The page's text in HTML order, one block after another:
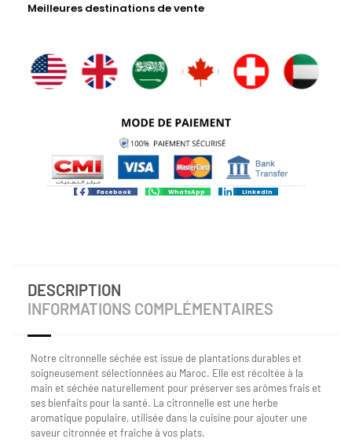
Meilleures destinations de vente
Facebook WhatsApp LinkedIn
DESCRIPTION
INFORMATIONS COMPLÉMENTAIRES
Notre citronnelle séchée est issue de plantations durables et
soigneusement sélectionnées au Maroc. Elle est récoltée à la
main et séchée naturellement pour préserver ses arômes frais et
ses bienfaits pour la santé. La citronnelle est une herbe
aromatique populaire, utilisée dans la cuisine pour ajouter une
saveur citronnée et fraîche à vos plats.